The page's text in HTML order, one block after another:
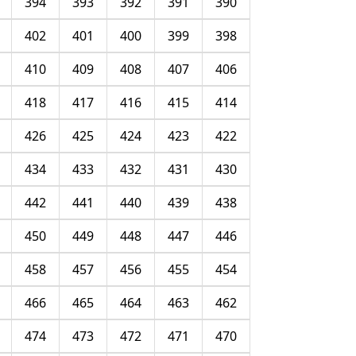
398
399
400
401
402
406
407
408
409
410
414
415
416
417
418
422
423
424
425
426
430
431
432
433
434
438
439
440
441
442
446
447
448
449
450
454
455
456
457
458
462
463
464
465
466
470
471
472
473
474